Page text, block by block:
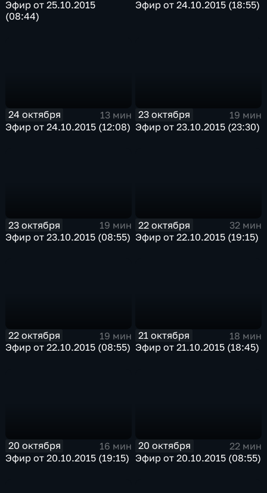
Эфир от 25.10.2015
(08:44)
Эфир от 24.10.2015 (18:55)
24 октября
13 мин
Эфир от 24.10.2015 (12:08)
23 октября
19 мин
Эфир от 23.10.2015 (23:30)
23 октября
19 мин
Эфир от 23.10.2015 (08:55)
22 октября
32 мин
Эфир от 22.10.2015 (19:15)
22 октября
19 мин
Эфир от 22.10.2015 (08:55)
21 октября
18 мин
Эфир от 21.10.2015 (18:45)
20 октября
16 мин
Эфир от 20.10.2015 (19:15)
20 октября
22 мин
Эфир от 20.10.2015 (08:55)